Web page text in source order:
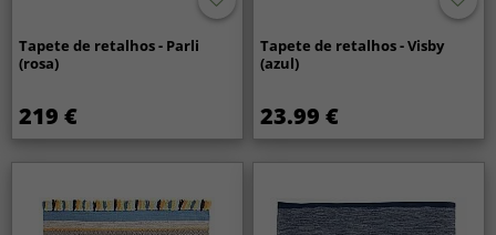
Tapete de retalhos - Parli
(rosa)
219 €
Tapete de retalhos - Visby
(azul)
23.99 €